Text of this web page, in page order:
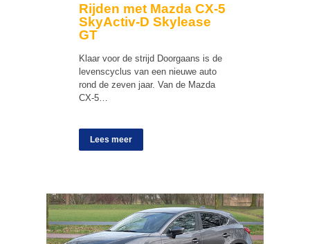
Rijden met Mazda CX-5
SkyActiv-D Skylease
GT
Klaar voor de strijd Doorgaans is de
levenscyclus van een nieuwe auto
rond de zeven jaar. Van de Mazda
CX-5…
Lees meer